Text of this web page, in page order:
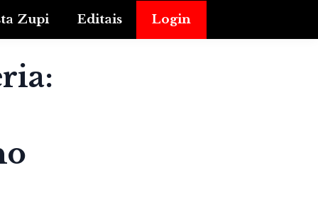
Zupi Editais Login